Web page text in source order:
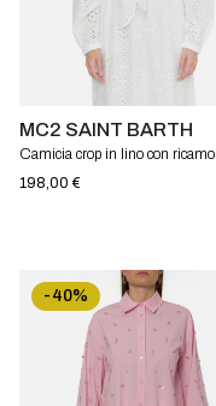
MC2 SAINT BARTH
Camicia crop in lino con ricamo
sangallo Mc2 Saint Barth
198,00 €
-40%